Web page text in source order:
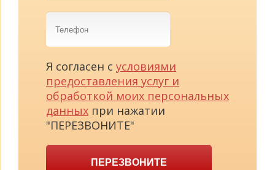
Телефон
Я согласен с условиями
предоставления услуг и
обработкой моих персональных
данных при нажатии
"ПЕРЕЗВОНИТЕ"
ПЕРЕЗВОНИТЕ